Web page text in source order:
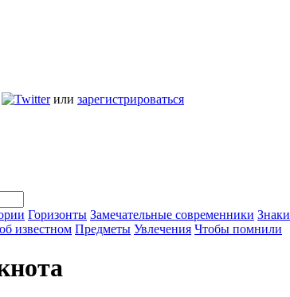
или зарегистрироваться
Горизонты Замечательные современники Знаки
известном Предметы Увлечения Чтобы помнили